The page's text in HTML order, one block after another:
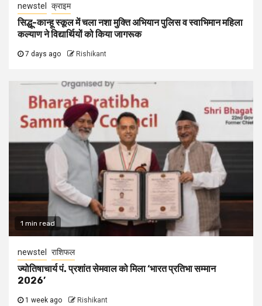
newstel क्राइम
सिद्धू-कान्हू स्कूल में चला नशा मुक्ति अभियान पुलिस व स्वाभिमान महिला
कल्याण ने विद्यार्थियों को किया जागरूक
7 days ago Rishikant
1 min read
newstel राशिफल
ज्योतिषाचार्य पं. प्रशांत सेमवाल को मिला ‘भारत प्रतिभा सम्मान
2026’
1 week ago Rishikant